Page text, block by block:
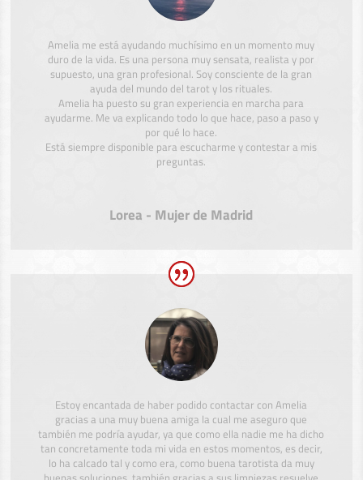
Amelia me está ayudando muchísimo en un momento muy
duro de la vida. Es una persona muy sensata, realista y por
supuesto, una gran profesional. Soy consciente de la gran
ayuda del mundo del tarot y los rituales.
Amelia ha puesto su gran experiencia en marcha para
ayudarme. Me va explicando todo lo que hace, paso a paso y
por qué lo hace.
Está siempre disponible para escucharme y contestar a mis
preguntas.
Lorea - Mujer de Madrid
Estoy encantada de haber podido contactar con Amelia
gracias a una muy buena amiga la cual me aseguro que
también me podría ayudar, ya que como ella nadie me ha dicho
tan concretamente toda mi vida en estos momentos, es decir,
lo ha calcado tal y como era, como buena tarotista da muy